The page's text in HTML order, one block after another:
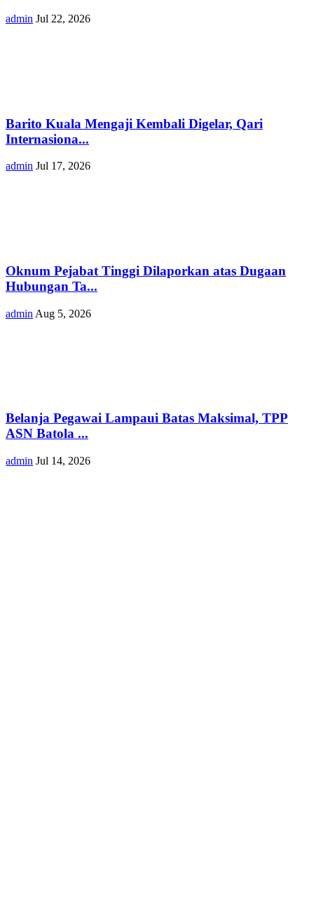
admin Jul 22, 2026
Barito Kuala Mengaji Kembali Digelar, Qari
Internasiona...
admin Jul 17, 2026
Oknum Pejabat Tinggi Dilaporkan atas Dugaan
Hubungan Ta...
admin Aug 5, 2026
Belanja Pegawai Lampaui Batas Maksimal, TPP
ASN Batola ...
admin Jul 14, 2026